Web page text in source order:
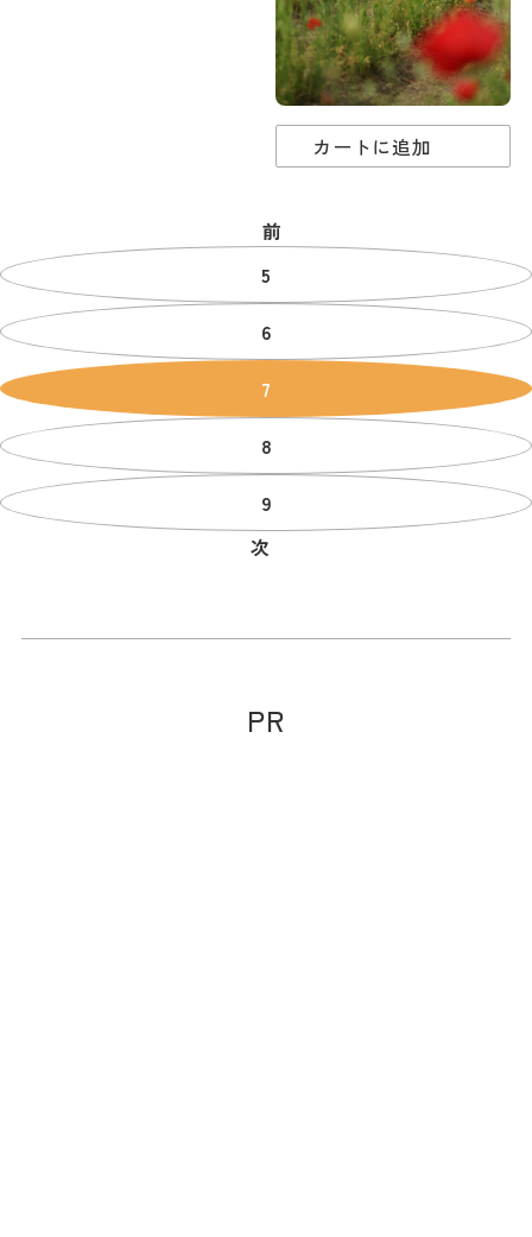
カートに追加
前
5
6
7
8
9
次
PR